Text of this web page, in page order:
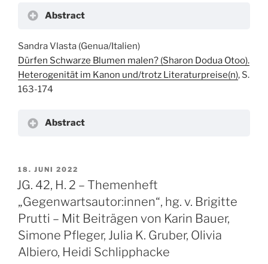
Abstract
Sandra Vlasta (Genua/Italien)
Dürfen Schwarze Blumen malen? (Sharon Dodua Otoo).
Heterogenität im Kanon und/trotz Literaturpreise(n), S.
163-174
Abstract
VERÖFFENTLICHT
AM
18. JUNI 2022
JG. 42, H. 2 – Themenheft
„Gegenwartsautor:innen“, hg. v. Brigitte
Prutti – Mit Beiträgen von Karin Bauer,
Simone Pfleger, Julia K. Gruber, Olivia
Albiero, Heidi Schlipphacke